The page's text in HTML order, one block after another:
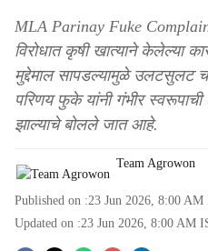
MLA Parinay Fuke Complaint:
विरोधात कृषी खात्याने केलेल्या
मुद्देमाल सापडल्यामुळे उलटसुलट
परिणय फुके यांनी गंभीर
झाल्याचे बोलले जात आहे.
Team Agrowon
Published on :23 Jun 2026, 8:00 AM
Updated on :23 Jun 2026, 8:00 AM